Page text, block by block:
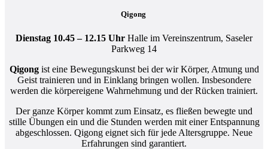
Qigong
Dienstag 10.45 – 12.15 Uhr Halle im Vereinszentrum, Saseler
Parkweg 14
Qigongist eine Bewegungskunst bei der wir Körper, Atmung und
Geist trainieren und in Einklang bringen wollen. Insbesondere
werden die körpereigene Wahrnehmung und der Rücken trainiert.
Der ganze Körper kommt zum Einsatz, es fließen bewegte und
stille Übungen ein und die Stunden werden mit einer Entspannung
abgeschlossen. Qigong eignet sich für jede Altersgruppe. Neue
Erfahrungen sind garantiert.